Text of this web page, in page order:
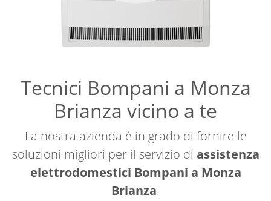
Tecnici Bompani a Monza
Brianza vicino a te
La nostra azienda è in grado di fornire le
soluzioni migliori per il servizio di assistenza
elettrodomestici Bompani a Monza
Brianza.